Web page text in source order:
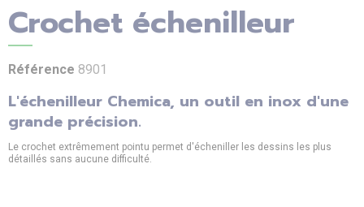
Crochet échenilleur
Référence 8901
L'échenilleur Chemica, un outil en inox d'une
grande précision.
Le crochet extrêmement pointu permet d'écheniller les dessins les plus
détaillés sans aucune difficulté.